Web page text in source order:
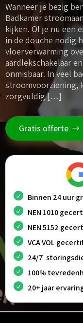
Wanneer je bezig
Badkamer
kijken. Of je nu een
in de douche nodig
vloerverwarming
aardlekschakelaar
onmisbaar. In veel
stroomvoorziening,
zorgvuldig […]
Gratis offerte
Binnen 24 uur
NEN 1010
NEN 5152
VCA VOL
24/7
100%
20+ jaar